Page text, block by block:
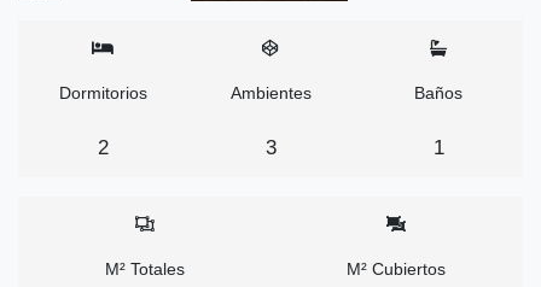
Dormitorios
2
Ambientes
3
Baños
1
M² Totales M² Cubiertos